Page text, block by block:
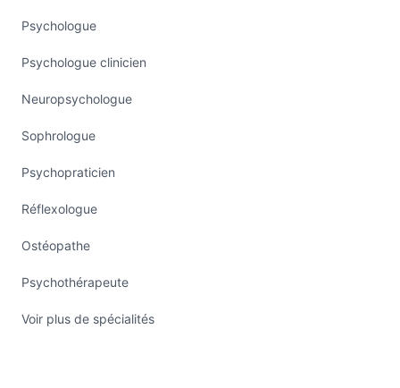
Psychologue
Psychologue clinicien
Neuropsychologue
Sophrologue
Psychopraticien
Réflexologue
Ostéopathe
Psychothérapeute
Voir plus de spécialités